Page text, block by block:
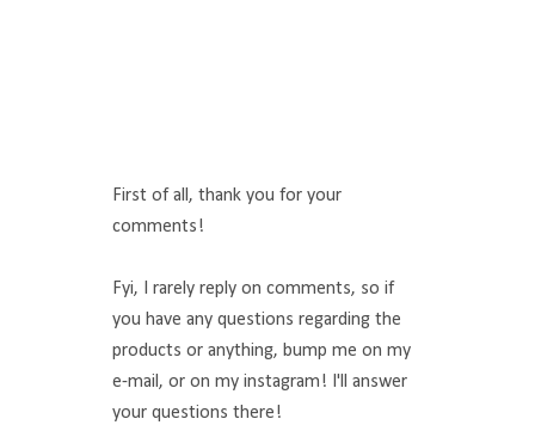
First of all, thank you for your
comments!
Fyi, I rarely reply on comments, so if
you have any questions regarding the
products or anything, bump me on my
e-mail, or on my instagram! I'll answer
your questions there!